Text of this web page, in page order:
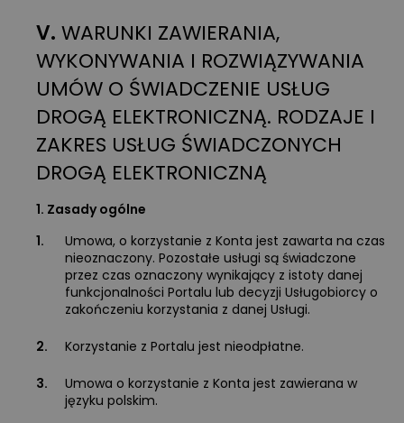
V. WARUNKI ZAWIERANIA,
WYKONYWANIA I ROZWIĄZYWANIA
UMÓW O ŚWIADCZENIE USŁUG
DROGĄ ELEKTRONICZNĄ. RODZAJE I
ZAKRES USŁUG ŚWIADCZONYCH
DROGĄ ELEKTRONICZNĄ
1. Zasady ogólne
1.
Umowa, o korzystanie z Konta jest zawarta na czas
nieoznaczony. Pozostałe usługi są świadczone
przez czas oznaczony wynikający z istoty danej
funkcjonalności Portalu lub decyzji Usługobiorcy o
zakończeniu korzystania z danej Usługi.
2. Korzystanie z Portalu jest nieodpłatne.
3.
Umowa o korzystanie z Konta jest zawierana w
języku polskim.